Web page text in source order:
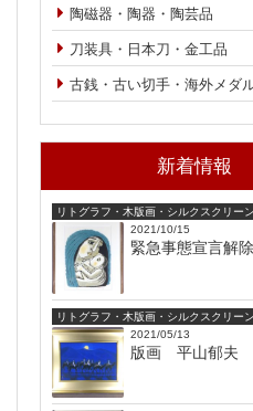
陶磁器・陶器・陶芸品
刀装具・日本刀・金工品
古銭・古い切手・海外メダ
新着情報
リトグラフ・木版画・シルクスクリーン
2021/10/15
緊急事態宣言解除
リトグラフ・木版画・シルクスクリーン
2021/05/13
版画 平山郁夫